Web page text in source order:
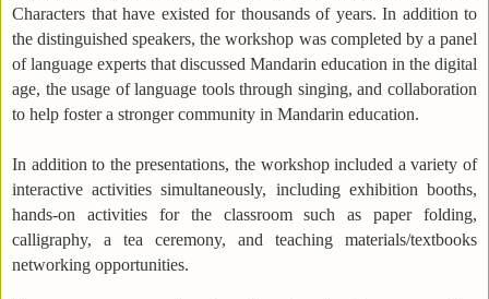
Characters that have existed for thousands of years. In addition to
the distinguished speakers, the workshop was completed by a panel
of language experts that discussed Mandarin education in the digital
age, the usage of language tools through singing, and collaboration
to help foster a stronger community in Mandarin education.
In addition to the presentations, the workshop included a variety of
interactive activities simultaneously, including exhibition booths,
hands-on activities for the classroom such as paper folding,
calligraphy, a tea ceremony, and teaching materials/textbooks
networking opportunities.